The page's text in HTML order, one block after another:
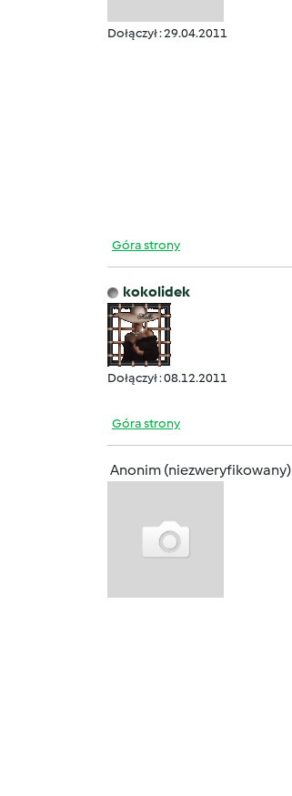
Dołączył : 29.04.2011
Góra strony
kokolidek
Dołączył : 08.12.2011
Góra strony
Anonim (niezweryfikowany)